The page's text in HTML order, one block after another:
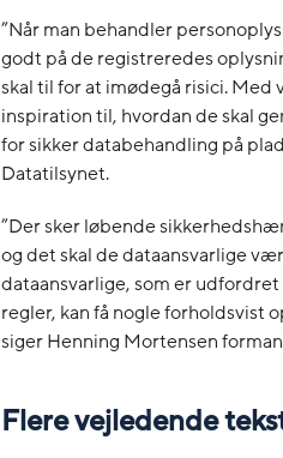
”Når man behandler
godt på de registreredes
skal til for at imødegå risici. Med
inspiration til, hvordan de skal
for sikker databehandling på
Datatilsynet.
”Der sker løbende
og det skal de dataansvarlige
dataansvarlige, som er
regler, kan få nogle forholdsvist
siger Henning Mortensen
Flere vejledende